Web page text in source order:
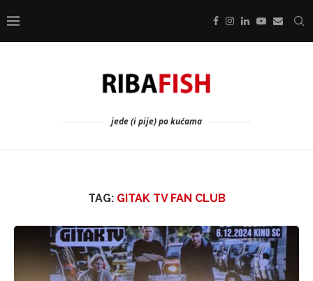
jede (i pije) po kućama
TAG: GITAK TV FAN CLUB